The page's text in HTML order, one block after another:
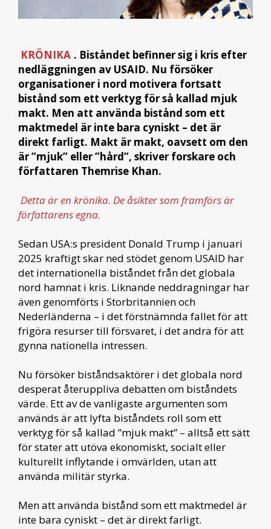
KRÖNIKA . Biståndet befinner sig i kris efter
nedläggningen av USAID. Nu försöker
organisationer i nord motivera fortsatt
bistånd som ett verktyg för så kallad mjuk
makt. Men att använda bistånd som ett
maktmedel är inte bara cyniskt – det är
direkt farligt. Makt är makt, oavsett om den
är ”mjuk” eller ”hård”, skriver forskare och
författaren Themrise Khan.
Detta är en krönika. De åsikter som framförs är
författarens egna.
Sedan USA:s president Donald Trump i januari
2025 kraftigt skar ned stödet genom USAID har
det internationella biståndet från det globala
nord hamnat i kris. Liknande neddragningar har
även genomförts i Storbritannien och
Nederländerna – i det förstnämnda fallet för att
frigöra resurser till försvaret, i det andra för att
gynna nationella intressen.
Nu försöker biståndsaktörer i det globala nord
desperat återuppliva debatten om biståndets
värde. Ett av de vanligaste argumenten som
används är att lyfta biståndets roll som ett
verktyg för så kallad ”mjuk makt” – alltså ett sätt
för stater att utöva ekonomiskt, socialt eller
kulturellt inflytande i omvärlden, utan att
använda militär styrka.
Men att använda bistånd som ett maktmedel är
inte bara cyniskt – det är direkt farligt.